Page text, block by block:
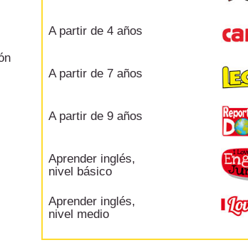
A partir de 4 años
A partir de 7 años
A partir de 9 años
Aprender inglés,
nivel básico
Aprender inglés,
nivel medio